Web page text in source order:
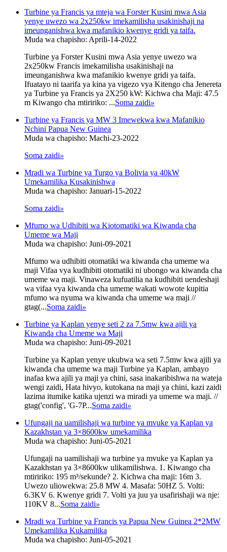
Turbine ya Francis ya mteja wa Forster Kusini mwa Asia
yenye uwezo wa 2x250kw imekamilisha usakinishaji na
imeunganishwa kwa mafanikio kwenye gridi ya taifa.
Muda wa chapisho: Aprili-14-2022
Turbine ya Forster Kusini mwa Asia yenye uwezo wa
2x250kw Francis imekamilisha usakinishaji na
imeunganishwa kwa mafanikio kwenye gridi ya taifa.
Ifuatayo ni taarifa ya kina ya vigezo vya Kitengo cha Jenereta
ya Turbine ya Francis ya 2X250 kW: Kichwa cha Maji: 47.5
m Kiwango cha mtiririko: ...Soma zaidi»
Turbine ya Francis ya MW 3 Imewekwa kwa Mafanikio
Nchini Papua New Guinea
Muda wa chapisho: Machi-23-2022
Soma zaidi»
Mradi wa Turbine ya Turgo ya Bolivia ya 40kW
Umekamilika Kusakinishwa
Muda wa chapisho: Januari-15-2022
Soma zaidi»
Mfumo wa Udhibiti wa Kiotomatiki wa Kiwanda cha
Umeme wa Maji
Muda wa chapisho: Juni-09-2021
Mfumo wa udhibiti otomatiki wa kiwanda cha umeme wa
maji Vifaa vya kudhibiti otomatiki ni ubongo wa kiwanda cha
umeme wa maji. Vinaweza kufuatilia na kudhibiti uendeshaji
wa vifaa vya kiwanda cha umeme wakati wowote kupitia
mfumo wa nyuma wa kiwanda cha umeme wa maji //
gtag(...Soma zaidi»
Turbine ya Kaplan yenye seti 2 za 7.5mw kwa ajili ya
Kiwanda cha Umeme wa Maji
Muda wa chapisho: Juni-09-2021
Turbine ya Kaplan yenye ukubwa wa seti 7.5mw kwa ajili ya
kiwanda cha umeme wa maji Turbine ya Kaplan, ambayo
inafaa kwa ajili ya maji ya chini, sasa inakaribishwa na wateja
wengi zaidi, Hata hivyo, kutokana na maji ya chini, kazi zaidi
lazima itumike katika ujenzi wa miradi ya umeme wa maji. //
gtag('config', 'G-7P...Soma zaidi»
Ufungaji na uamilishaji wa turbine ya mvuke ya Kaplan ya
Kazakhstan ya 3×8600kw umekamilika
Muda wa chapisho: Juni-05-2021
Ufungaji na uamilishaji wa turbine ya mvuke ya Kaplan ya
Kazakhstan ya 3×8600kw ulikamilishwa. 1. Kiwango cha
mtiririko: 195 m³/sekunde? 2. Kichwa cha maji: 16m 3.
Uwezo uliowekwa: 25.8 MW 4. Masafa: 50HZ 5. Volti:
6.3KV 6. Kwenye gridi 7. Volti ya juu ya usafirishaji wa nje:
110KV 8...Soma zaidi»
Mradi wa Turbine ya Francis ya Papua New Guinea 2*2MW
Umekamilika Kukamilika
Muda wa chapisho: Juni-05-2021